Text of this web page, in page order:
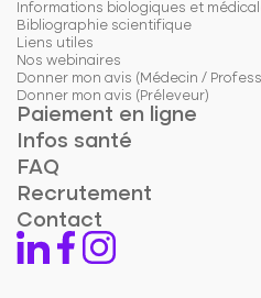
Informations biologiques et
Bibliographie scientifique
Liens utiles
Nos webinaires
Donner mon avis (Médecin /
Donner mon avis (Préleveur)
Paiement en ligne
Infos santé
FAQ
Recrutement
Contact